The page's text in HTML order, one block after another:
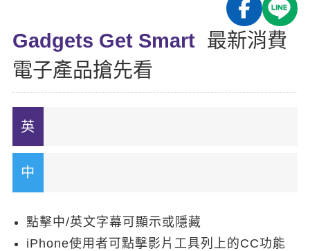
開口溜英文
旅遊英文
基礎字彙
CNN聽力強化
英語俱樂部
ECAM
Let's Talk
日語
韓語
更多
一對一家教
活動花絮
Recruiting
Gadgets Get Smart 最新消費
電子產品搶先看
點擊中/英文字幕可顯示或隱藏
iPhone使用者可點擊影片工具列上的CC功能